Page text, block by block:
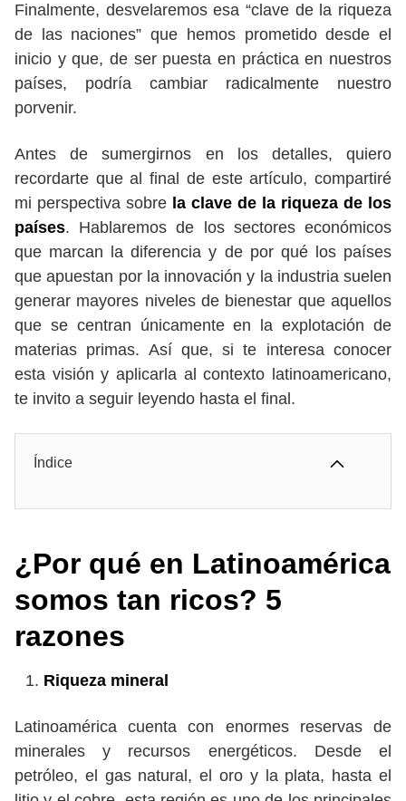
Finalmente, desvelaremos esa “clave de la riqueza
de las naciones” que hemos prometido desde el
inicio y que, de ser puesta en práctica en nuestros
países, podría cambiar radicalmente nuestro
porvenir.
Antes de sumergirnos en los detalles, quiero
recordarte que al final de este artículo, compartiré
mi perspectiva sobre la clave de la riqueza de los
países. Hablaremos de los sectores económicos
que marcan la diferencia y de por qué los países
que apuestan por la innovación y la industria suelen
generar mayores niveles de bienestar que aquellos
que se centran únicamente en la explotación de
materias primas. Así que, si te interesa conocer
esta visión y aplicarla al contexto latinoamericano,
te invito a seguir leyendo hasta el final.
Índice
¿Por qué en Latinoamérica
somos tan ricos? 5
razones
Riqueza mineral
Latinoamérica cuenta con enormes reservas de
minerales y recursos energéticos. Desde el
petróleo, el gas natural, el oro y la plata, hasta el